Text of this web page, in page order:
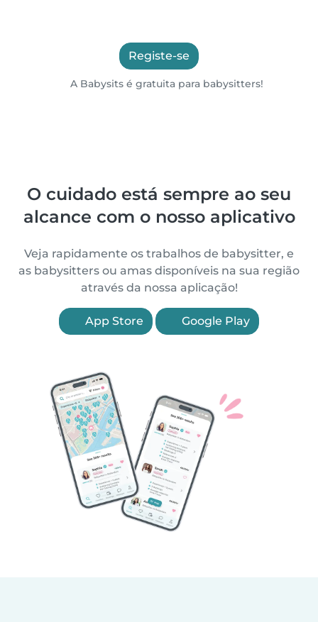
Registe-se
A Babysits é gratuita para babysitters!
O cuidado está sempre ao seu
alcance com o nosso aplicativo
Veja rapidamente os trabalhos de babysitter, e
as babysitters ou amas disponíveis na sua região
através da nossa aplicação!
App Store Google Play